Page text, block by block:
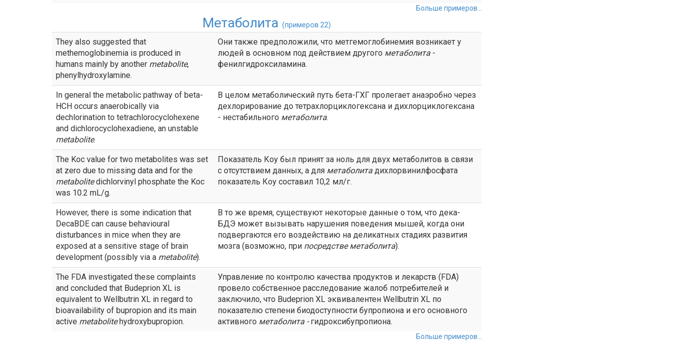
Больше примеров...
Метаболита(примеров 22)
They also suggested that
methemoglobinemia is produced in
humans mainly by another metabolite,
phenylhydroxylamine.
Они также предположили, что метгемоглобинемия возникает у
людей в основном под действием другого метаболита -
фенилгидроксиламина.
In general the metabolic pathway of beta-
HCH occurs anaerobically via
dechlorination to tetrachlorocyclohexene
and dichlorocyclohexadiene, an unstable
metabolite.
В целом метаболический путь бета-ГХГ пролегает анаэробно через
дехлорирование до тетрахлорциклогексана и дихлорциклогексана
- нестабильного метаболита.
The Koc value for two metabolites was set
at zero due to missing data and for the
metabolitedichlorvinyl phosphate the Koc
was 10.2 mL/g.
Показатель Коу был принят за ноль для двух метаболитов в связи
с отсутствием данных, а для метаболита дихлорвинилфосфата
показатель Коу составил 10,2 мл/г.
However, there is some indication that
DecaBDE can cause behavioural
disturbances in mice when they are
exposed at a sensitive stage of brain
development (possibly via a metabolite).
В то же время, существуют некоторые данные о том, что дека-
БДЭ может вызывать нарушения поведения мышей, когда они
подвергаются его воздействию на деликатных стадиях развития
мозга (возможно, при посредствеметаболита).
The FDA investigated these complaints
and concluded that Budeprion XL is
equivalent to Wellbutrin XL in regard to
bioavailability of bupropion and its main
active metabolitehydroxybupropion.
Управление по контролю качества продуктов и лекарств (FDA)
провело собственное расследование жалоб потребителей и
заключило, что Budeprion XL эквивалентен Wellbutrin XL по
показателю степени биодоступности бупропиона и его основного
активного метаболита -гидроксибупропиона.
Больше примеров...